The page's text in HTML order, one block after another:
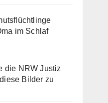
im Schlaf
die NRW Justiz
Bilder zu